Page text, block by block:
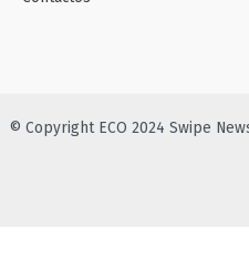
© Copyright ECO 2024 Swipe